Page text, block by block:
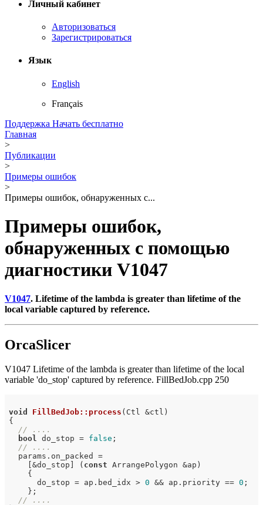
Личный кабинет
Авторизоваться
Зарегистрироваться
Язык
English
Français
Поддержка Начать бесплатно
Главная
>
Публикации
>
Примеры ошибок
>
Примеры ошибок, обнаруженных с...
Примеры ошибок,
обнаруженных с помощью
диагностики V1047
V1047. Lifetime of the lambda is greater than lifetime of the
local variable captured by reference.
OrcaSlicer
V1047 Lifetime of the lambda is greater than lifetime of the local
variable 'do_stop' captured by reference. FillBedJob.cpp 250
void FillBedJob::process (Ctl &ctl)
{
// ....
bool
do_stop = false ;
// ....
  params.on_packed =
    [&do_stop] (
const ArrangePolygon &ap)
    {
      do_stop = ap.bed_idx >
0 && ap.priority == 0 ;
    };
// ....